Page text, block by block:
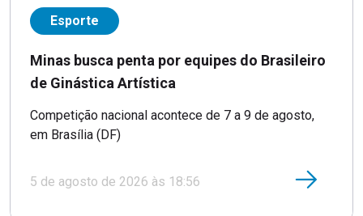
Esporte
Minas busca penta por equipes do Brasileiro
de Ginástica Artística
Competição nacional acontece de 7 a 9 de agosto,
em Brasília (DF)
5 de agosto de 2026 às 18:56